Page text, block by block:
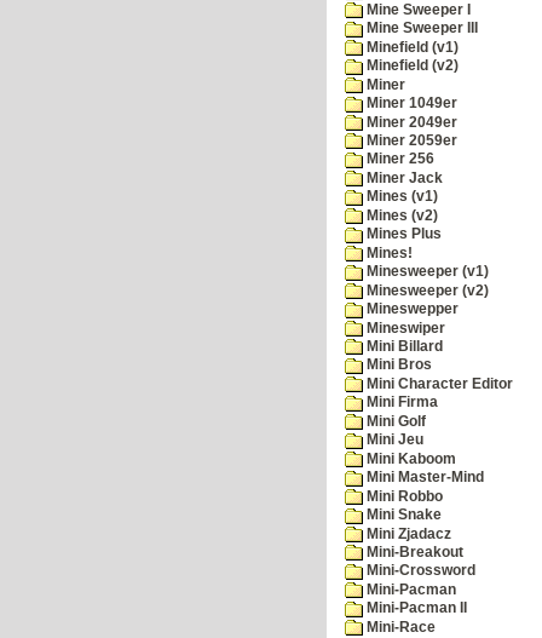
Mine Sweeper I
Mine Sweeper III
Minefield (v1)
Minefield (v2)
Miner
Miner 1049er
Miner 2049er
Miner 2059er
Miner 256
Miner Jack
Mines (v1)
Mines (v2)
Mines Plus
Mines!
Minesweeper (v1)
Minesweeper (v2)
Mineswepper
Mineswiper
Mini Billard
Mini Bros
Mini Character Editor
Mini Firma
Mini Golf
Mini Jeu
Mini Kaboom
Mini Master-Mind
Mini Robbo
Mini Snake
Mini Zjadacz
Mini-Breakout
Mini-Crossword
Mini-Pacman
Mini-Pacman II
Mini-Race